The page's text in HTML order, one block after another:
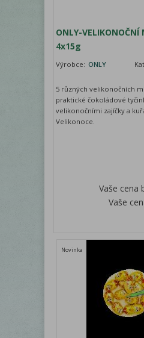
ONLY-VELIKONOČNÍ
4x15g
Výrobce: ONLY
5 různých velikonočních
praktické čokoládové
velikonočními zajíčky a
Velikonoce.
Vaše cena
Vaše
Novinka